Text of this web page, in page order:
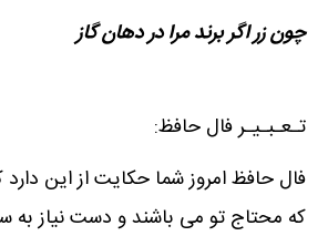
چون زر اگر برند مرا در دهان گاز
تـعـبـیـر فال حافظ:
فال حافظ امروز شما حکایت از این
که محتاج تو می باشند و دست نیاز به